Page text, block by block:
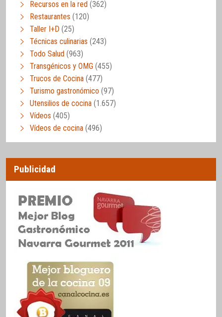
Recursos en la red (362)
Restaurantes (120)
Taller I+D (25)
Técnicas culinarias (243)
Todo Salud (963)
Transgénicos y OMG (455)
Trucos de Cocina (477)
Turismo gastronómico (97)
Utensilios de cocina (1.657)
Vídeos (405)
Vídeos de cocina (496)
Publicidad